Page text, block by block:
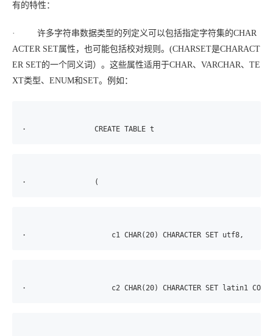
有的特性：
· 许多字符串数据类型的列定义可以包括指定字符集的CHAR
ACTER SET属性，也可能包括校对规则。(CHARSET是CHARACT
ER SET的一个同义词）。这些属性适用于CHAR、VARCHAR、TE
XT类型、ENUM和SET。例如：
·                CREATE TABLE t
·                (
·                    c1 CHAR(20) CHARACTER SET utf8,
·                    c2 CHAR(20) CHARACTER SET latin1